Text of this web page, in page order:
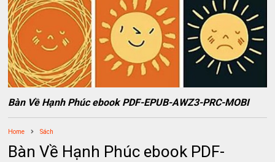
Bàn Về Hạnh Phúc ebook PDF-EPUB-AWZ3-PRC-MOBI
Home Sách
Bàn Về Hạnh Phúc ebook PDF-